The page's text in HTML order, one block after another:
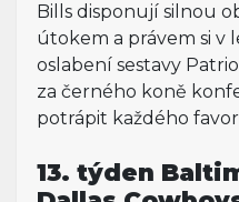
Bills disponují silnou
útokem a právem si v
oslabení sestavy
za černého koně
potrápit každého
13. týden